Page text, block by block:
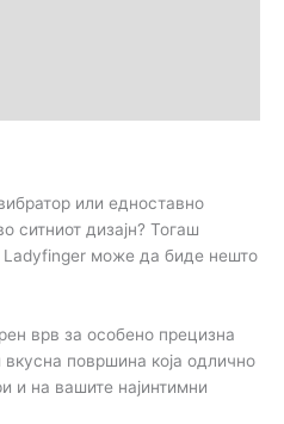
или едноставно
ситниот дизајн? Тогаш
Ladyfinger може да биде нешто
врв за особено прецизна
површина која одлично
и на вашите најинтимни